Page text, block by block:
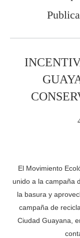
El Movimiento
unido a la campaña
la basura y
campaña de
Ciudad Guayana,